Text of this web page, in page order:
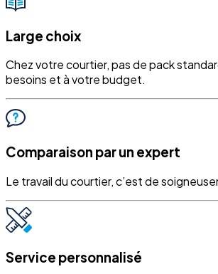
Large choix
Chez votre courtier, pas de pack
besoins et à votre budget.
Comparaison par un expert
Le travail du courtier, c’est de
Service personnalisé